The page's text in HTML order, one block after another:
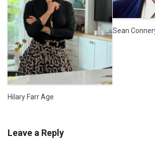
Hilary Farr Age
Sean
Leave a Reply